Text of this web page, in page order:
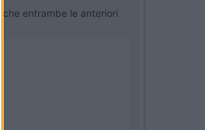
entrambe le anteriori